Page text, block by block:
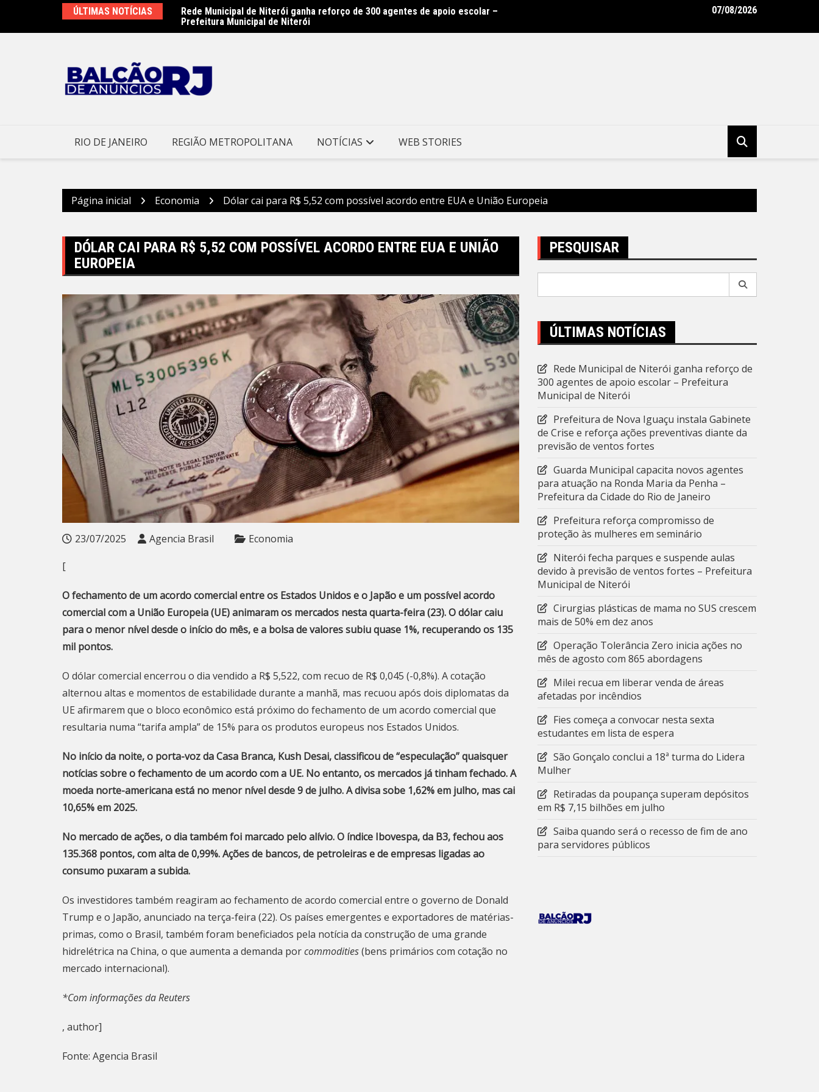
o
ÚLTIMAS NOTÍCIAS
– Prefeitura Municipal de Niterói
Rede Municipal de Niterói ganha reforço de 300 agentes de apoio escolar –
Prefeitura Municipal de Niterói
Prefeitura de Nova Iguaçu instala Gabinete de Crise e reforça ações
07/08/2026
RIO DE JANEIRO REGIÃO METROPOLITANA NOTÍCIAS WEB STORIES
Página inicial Economia Dólar cai para R$ 5,52 com possível acordo entre EUA e União Europeia
DÓLAR CAI PARA R$ 5,52 COM POSSÍVEL ACORDO ENTRE EUA E UNIÃO
EUROPEIA
23/07/2025 Agencia Brasil Economia
[
O fechamento de um acordo comercial entre os Estados Unidos e o Japão e um possível acordo
comercial com a União Europeia (UE) animaram os mercados nesta quarta-feira (23). O dólar caiu
para o menor nível desde o início do mês, e a bolsa de valores subiu quase 1%, recuperando os 135
mil pontos.
O dólar comercial encerrou o dia vendido a R$ 5,522, com recuo de R$ 0,045 (-0,8%). A cotação
alternou altas e momentos de estabilidade durante a manhã, mas recuou após dois diplomatas da
UE afirmarem que o bloco econômico está próximo do fechamento de um acordo comercial que
resultaria numa “tarifa ampla” de 15% para os produtos europeus nos Estados Unidos.
No início da noite, o porta-voz da Casa Branca, Kush Desai, classificou de “especulação” quaisquer
notícias sobre o fechamento de um acordo com a UE. No entanto, os mercados já tinham fechado. A
moeda norte-americana está no menor nível desde 9 de julho. A divisa sobe 1,62% em julho, mas cai
10,65% em 2025.
No mercado de ações, o dia também foi marcado pelo alívio. O índice Ibovespa, da B3, fechou aos
135.368 pontos, com alta de 0,99%. Ações de bancos, de petroleiras e de empresas ligadas ao
consumo puxaram a subida.
Os investidores também reagiram ao fechamento de acordo comercial entre o governo de Donald
Trump e o Japão, anunciado na terça-feira (22). Os países emergentes e exportadores de matérias-
primas, como o Brasil, também foram beneficiados pela notícia da construção de uma grande
hidrelétrica na China, o que aumenta a demanda porcommodities(bens primários com cotação no
mercado internacional).
*Com informações da Reuters
, author]
Fonte: Agencia Brasil
PESQUISAR
ÚLTIMAS NOTÍCIAS
Rede Municipal de Niterói ganha reforço de
300 agentes de apoio escolar – Prefeitura
Municipal de Niterói
Prefeitura de Nova Iguaçu instala Gabinete
de Crise e reforça ações preventivas diante da
previsão de ventos fortes
Guarda Municipal capacita novos agentes
para atuação na Ronda Maria da Penha –
Prefeitura da Cidade do Rio de Janeiro
Prefeitura reforça compromisso de
proteção às mulheres em seminário
Niterói fecha parques e suspende aulas
devido à previsão de ventos fortes – Prefeitura
Municipal de Niterói
Cirurgias plásticas de mama no SUS crescem
mais de 50% em dez anos
Operação Tolerância Zero inicia ações no
mês de agosto com 865 abordagens
Milei recua em liberar venda de áreas
afetadas por incêndios
Fies começa a convocar nesta sexta
estudantes em lista de espera
São Gonçalo conclui a 18ª turma do Lidera
Mulher
Retiradas da poupança superam depósitos
em R$ 7,15 bilhões em julho
Saiba quando será o recesso de fim de ano
para servidores públicos